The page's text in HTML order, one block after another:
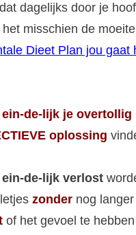
dagelijks door je
misschien de
Dieet Plan jou gaat
ein-de-lijk je overtollig
oplossing
ein-de-lijk verlost
zonder nog
of het gevoel te